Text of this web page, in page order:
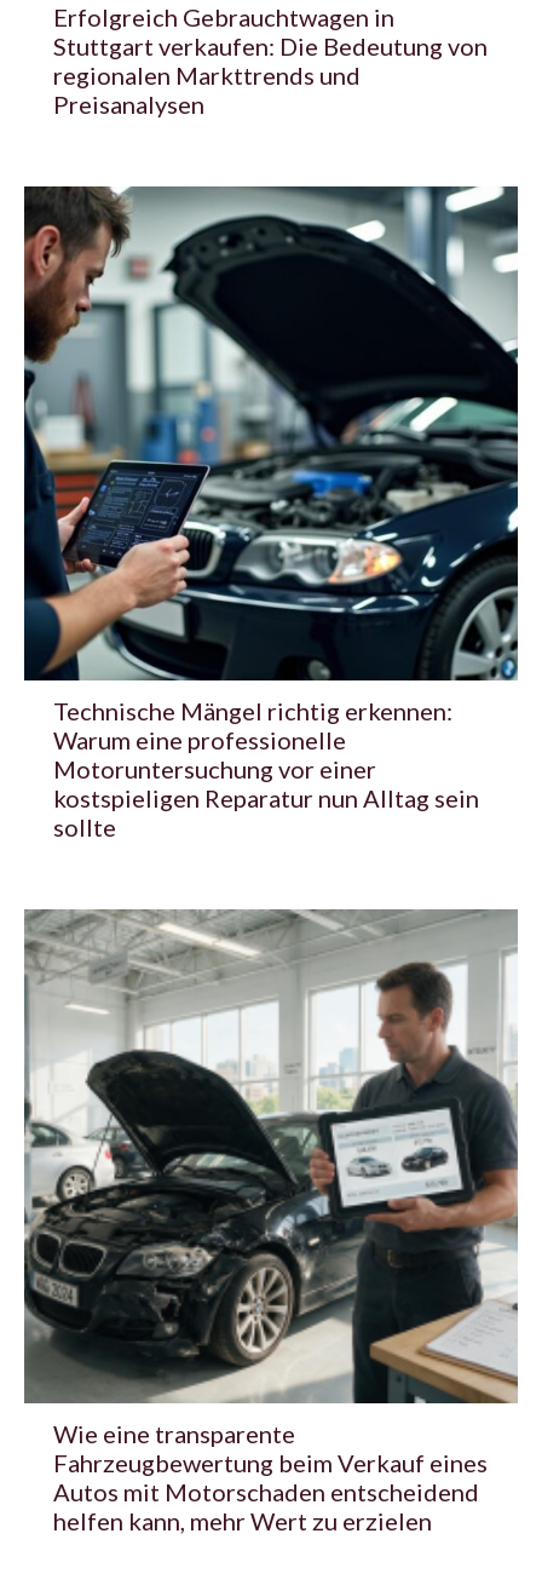
Erfolgreich Gebrauchtwagen in
Stuttgart verkaufen: Die Bedeutung von
regionalen Markttrends und
Preisanalysen
Technische Mängel richtig erkennen:
Warum eine professionelle
Motoruntersuchung vor einer
kostspieligen Reparatur nun Alltag sein
sollte
Wie eine transparente
Fahrzeugbewertung beim Verkauf eines
Autos mit Motorschaden entscheidend
helfen kann, mehr Wert zu erzielen